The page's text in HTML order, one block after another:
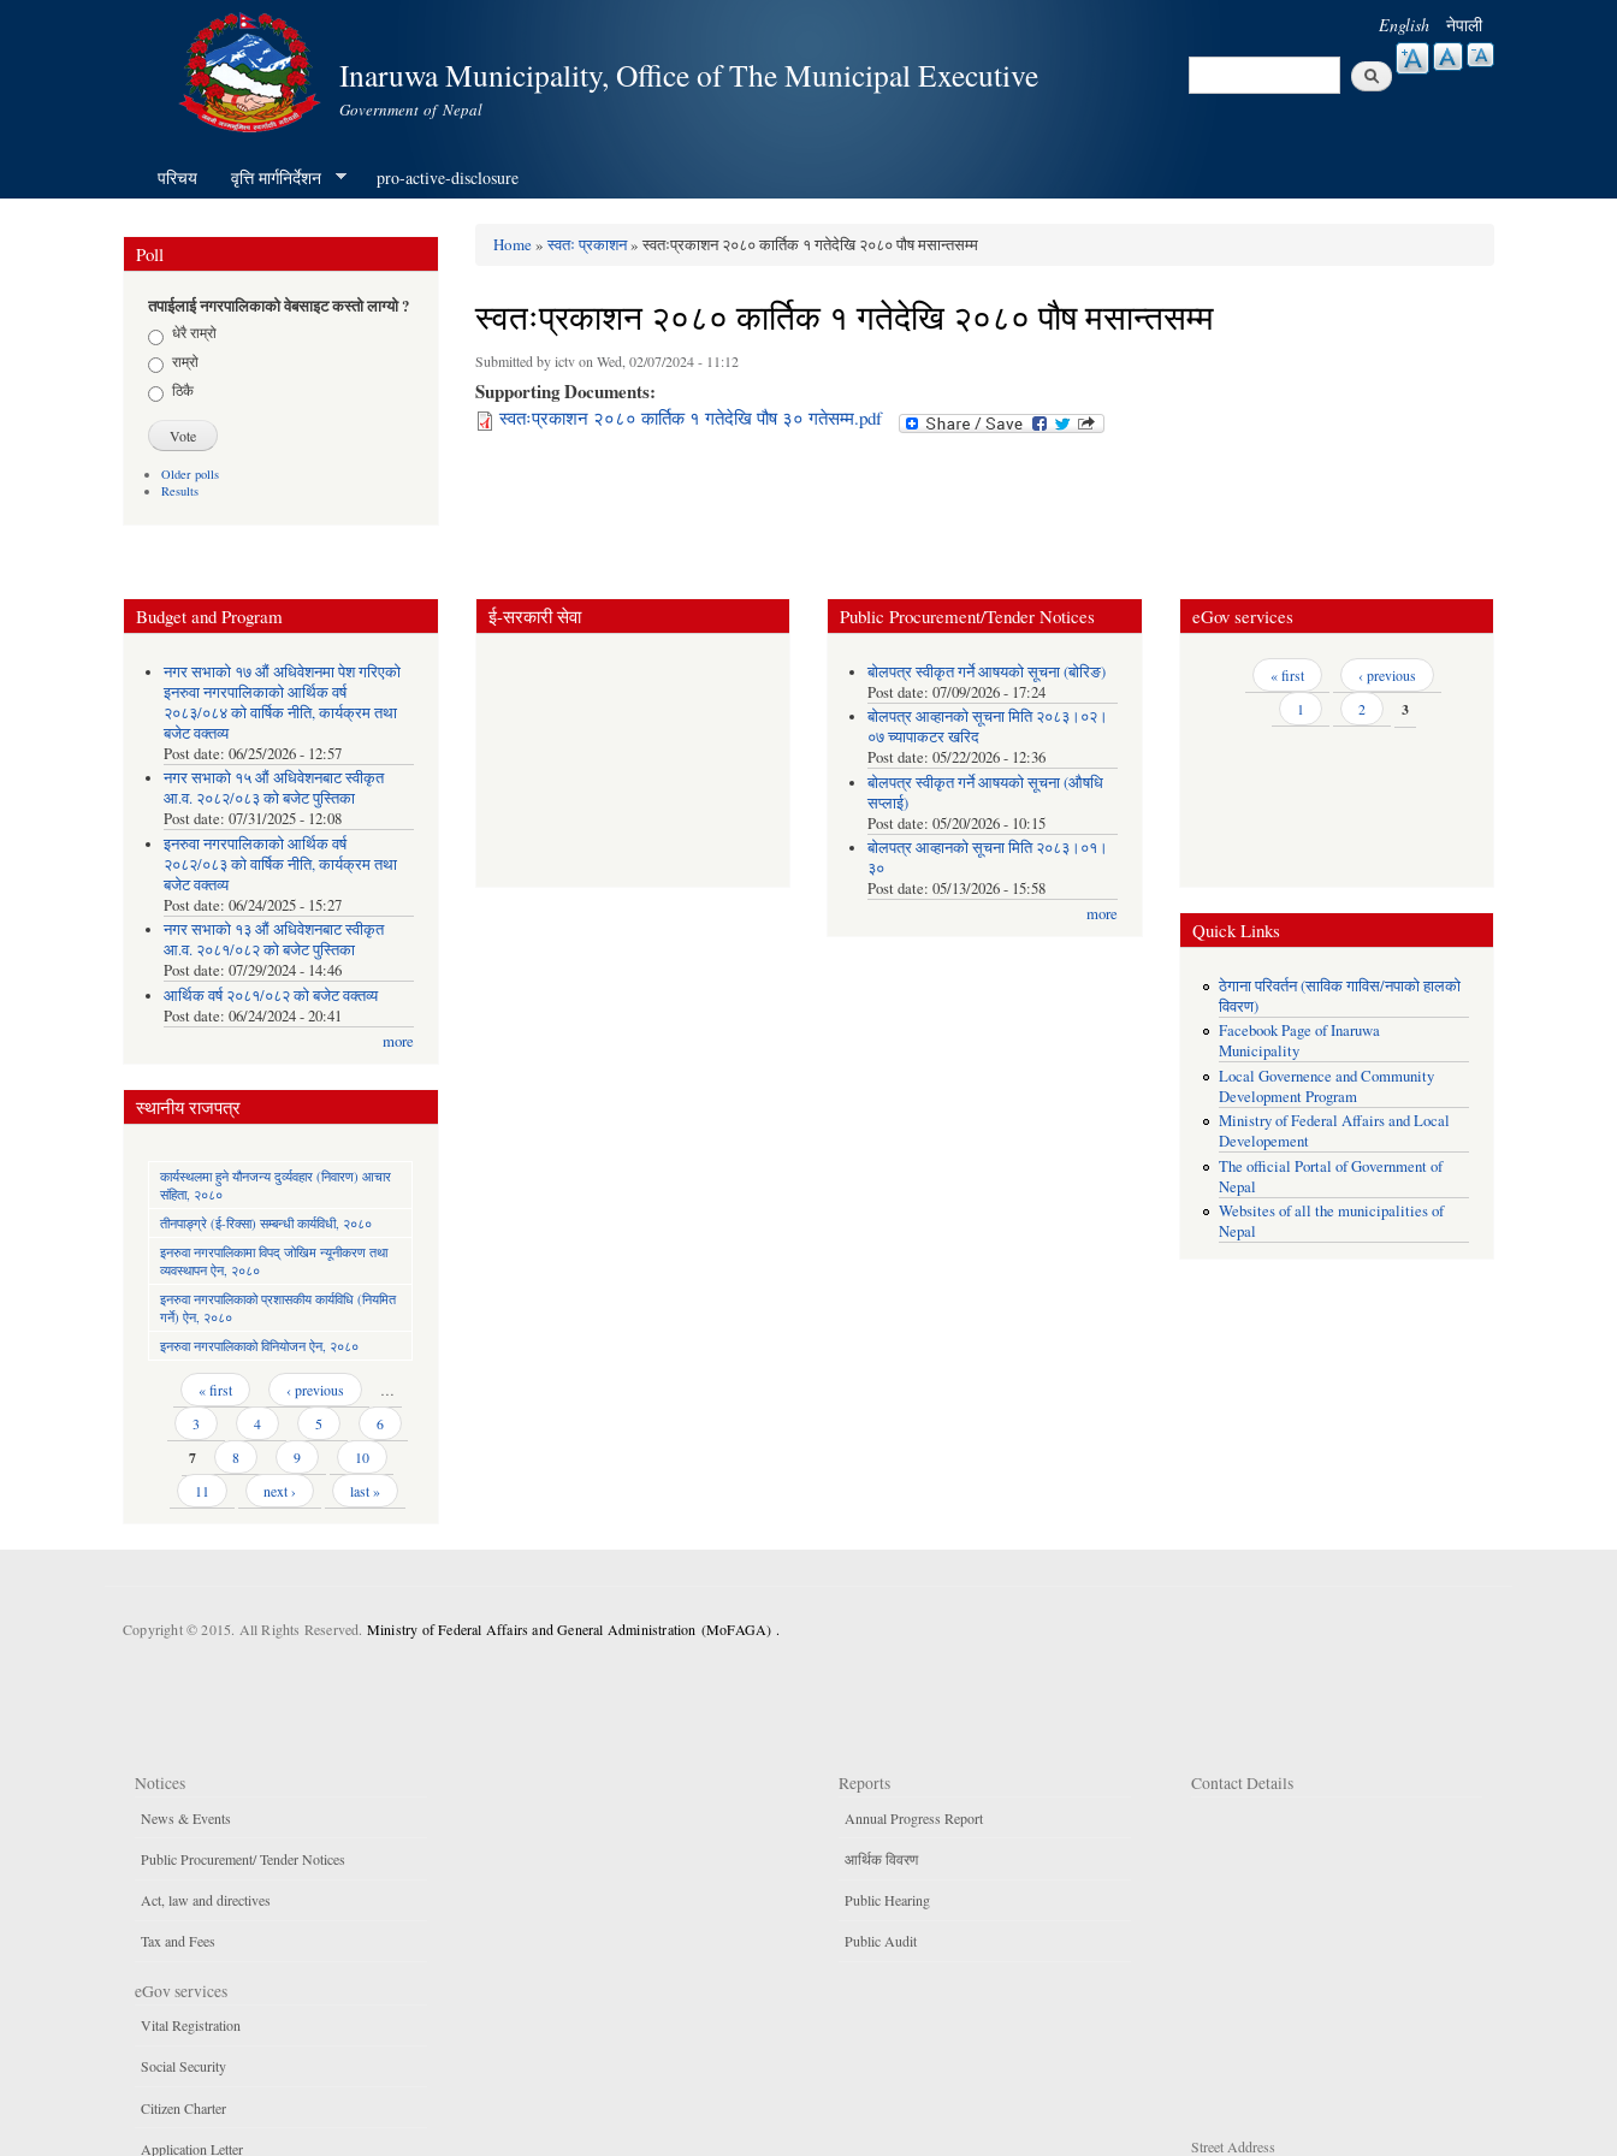
content
Inaruwa Municipality, Office of The Municipal Executive
Government of Nepal
English नेपाली
Search
परिचय वृत्ति मार्गनिर्देशन pro-active-disclosure
Poll
तपाईलाई नगरपालिकाको वेबसाइट कस्तो लाग्यो ?
Choicesधेरै राम्रो
राम्रो
ठिकै
Older polls
Results
You are here
Home»स्वतः प्रकाशन» स्वतःप्रकाशन २०८० कार्तिक १ गतेदेखि २०८० पौष मसान्तसम्म
स्वतःप्रकाशन २०८० कार्तिक १ गतेदेखि २०८० पौष मसान्तसम्म
Submitted byictvon Wed, 02/07/2024 - 11:12
Supporting Documents:
स्वतःप्रकाशन २०८० कार्तिक १ गतेदेखि पौष ३० गतेसम्म.pdf
Budget and Program
नगर सभाको १७ औं अधिवेशनमा पेश गरिएको
इनरुवा नगरपालिकाको आर्थिक वर्ष
२०८३/०८४ को वार्षिक नीति, कार्यक्रम तथा
बजेट वक्तव्य
Post date: 06/25/2026 - 12:57
नगर सभाको १५ औं अधिवेशनबाट स्वीकृत
आ.व. २०८२/०८३ को बजेट पुस्तिका
Post date: 07/31/2025 - 12:08
इनरुवा नगरपालिकाको आर्थिक वर्ष
२०८२/०८३ को वार्षिक नीति, कार्यक्रम तथा
बजेट वक्तव्य
Post date: 06/24/2025 - 15:27
नगर सभाको १३ औं अधिवेशनबाट स्वीकृत
आ.व. २०८१/०८२ को बजेट पुस्तिका
Post date: 07/29/2024 - 14:46
आर्थिक वर्ष २०८१/०८२ को बजेट वक्तव्य
Post date: 06/24/2024 - 20:41
more
स्थानीय राजपत्र
कार्यस्थलमा हुने यौनजन्य दुर्व्यवहार (निवारण) आचार
संहिता, २०८०
तीनपाङ्ग्रे (ई-रिक्सा) सम्बन्धी कार्यविधी, २०८०
इनरुवा नगरपालिकामा विपद् जोखिम न्यूनीकरण तथा
व्यवस्थापन ऐन, २०८०
इनरुवा नगरपालिकाको प्रशासकीय कार्यविधि (नियमित
गर्ने) ऐन, २०८०
इनरुवा नगरपालिकाको विनियोजन ऐन, २०८०
Pages « first ‹ previous
…
3
4 5 6
7 8 9
10
11
next › last »
ई-सरकारी सेवा Public Procurement/Tender Notices
बोलपत्र स्वीकृत गर्ने आषयको सूचना (बोरिङ)
Post date: 07/09/2026 - 17:24
बोलपत्र आव्हानको सूचना मिति २०८३।०२।
०७ च्यापाकटर खरिद
Post date: 05/22/2026 - 12:36
बोलपत्र स्वीकृत गर्ने आषयको सूचना (औषधि
सप्लाई)
Post date: 05/20/2026 - 10:15
बोलपत्र आव्हानको सूचना मिति २०८३।०१।
३०
Post date: 05/13/2026 - 15:58
more
eGov services
Pages « first
‹ previous
1
2 3
Quick Links
ठेगाना परिवर्तन (साविक गाविस/नपाको हालको
विवरण)
Facebook Page of Inaruwa
Municipality
Local Governence and Community
Development Program
Ministry of Federal Affairs and Local
Developement
The official Portal of Government of
Nepal
Websites of all the municipalities of
Nepal
Copyright © 2015. All Rights Reserved. Ministry of Federal Affairs and General Administration (MoFAGA) .
Notices
News & Events
Public Procurement/ Tender Notices
Act, law and directives
Tax and Fees
eGov services
Vital Registration
Social Security
Citizen Charter
Application Letter
Reports
Annual Progress Report
आर्थिक विवरण
Public Hearing
Public Audit
Contact Details
Street Address